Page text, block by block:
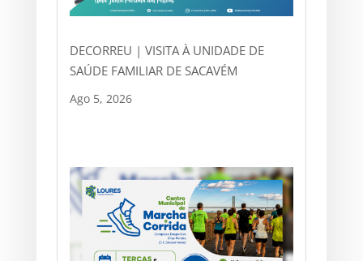
DECORREU | VISITA À UNIDADE DE
SAÚDE FAMILIAR DE SACAVÉM
Ago 5, 2026